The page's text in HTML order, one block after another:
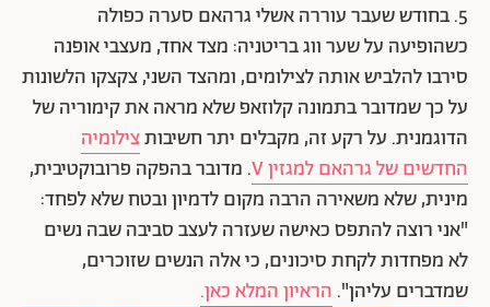
5. בחודש שעבר עוררה אשלי גרהאם סערה כפולה
כשהופיעה על שער ווג בריטניה: מצד אחד, מעצבי אופנה
סירבו להלביש אותה לצילומים, ומהצד השני, צקצקו הלשונות
על כך שמדובר בתמונה קלוזאפ שלא מראה את קימוריה של
הדוגמנית. על רקע זה, מקבלים יתר חשיבותצילומיה
החדשים של גרהאם למגזין V
. מדובר בהפקה פרובוקטיבית,
מינית, שלא משאירה הרבה מקום לדמיון ובטח שלא לפחד:
"אני רוצה להתפס כאישה שעזרה לעצב סביבה שבה נשים
לא מפחדות לקחת סיכונים, כי אלה הנשים שזוכרים,
שמדברים עליהן". הראיון המלא כאן.